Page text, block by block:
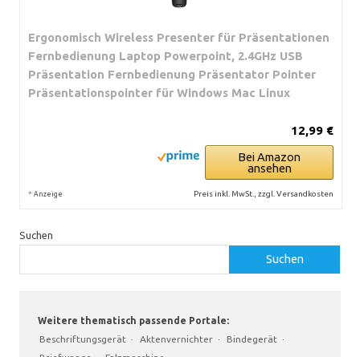
Ergonomisch Wireless Presenter für Präsentationen
Fernbedienung Laptop Powerpoint, 2.4GHz USB
Präsentation Fernbedienung Präsentator Pointer
Präsentationspointer für Windows Mac Linux
12,99 €
Bei Amazon
ansehen
* Anzeige Preis inkl. MwSt., zzgl. Versandkosten
Suchen
Suchen
Weitere thematisch passende Portale:
Beschriftungsgerät · Aktenvernichter · Bindegerät ·